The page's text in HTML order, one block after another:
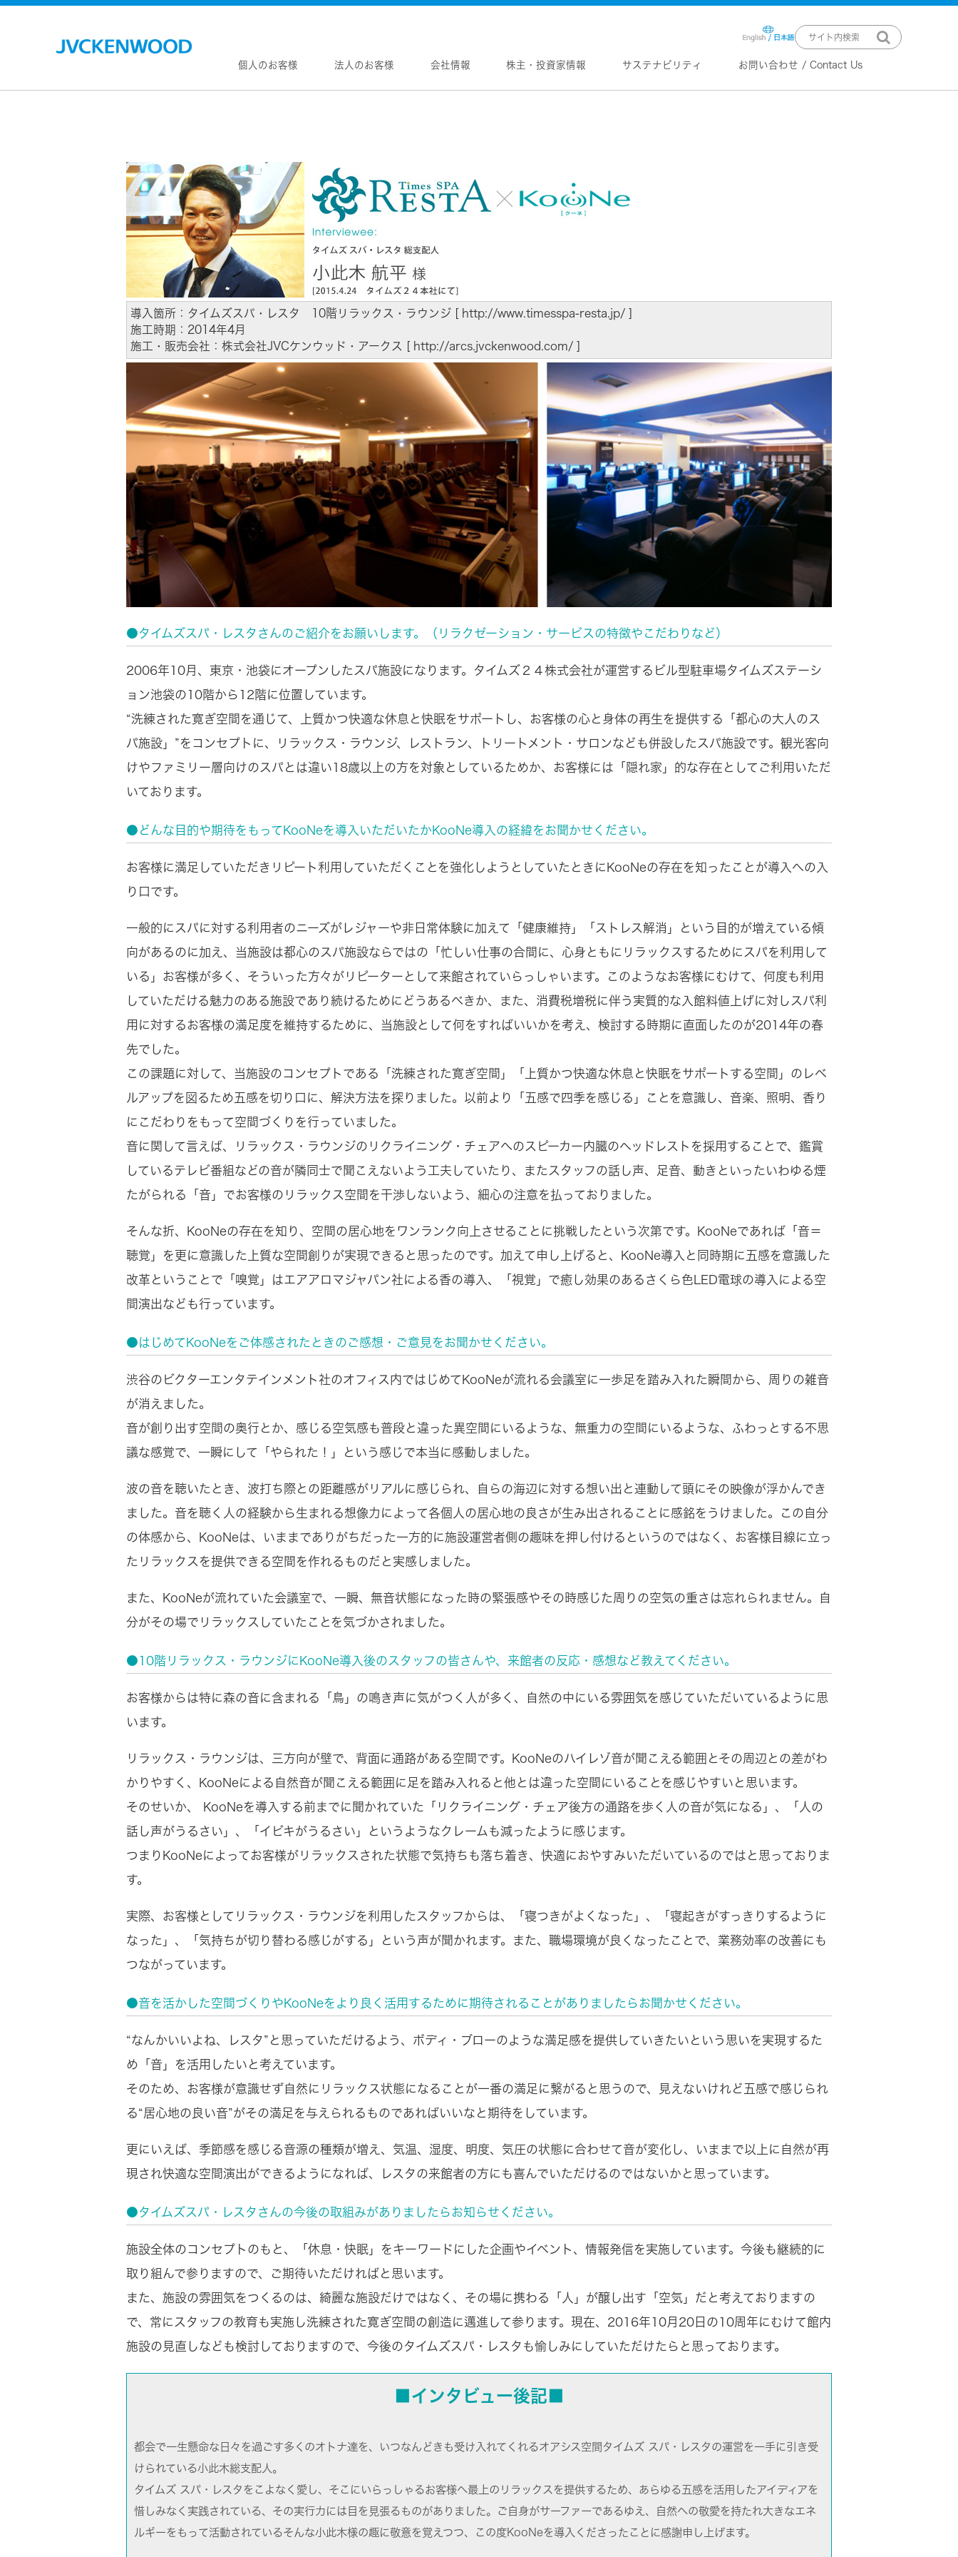
個人のお客様
ドライブレコーダー
ヘッドホン・イヤホン
ポータブル電源
プロジェクター
ワイヤレススピーカー
スポーツコミュニケーションア
KENWOOD トップ
カー用品
(カーナビ、ドライブレコーダー、
カーオーディオ)
オーディオ
除菌消臭装置
ポータブル電源
Victor トップ
プロジェクター
オーディオコンポ
ワイヤレススピーカー
イヤープラグ
オルゴール
音場特性カスタムサービス
(WiZMUSICトップ)
個人のお客様 トップ
法人のお客様 会社情報
企業理念
私たちのブランド
経営計画
事業概要
会社概要
会社案内
経営体制
グループ体制・組織図
コーポレートガバナンス
リスクマネジメント
沿革
マルチステークホルダー方針
オープンカンパニー
株主・投資家情報
IRニュース
IRカレンダー
業績・財務
株式情報
経営計画
資本市場との対話
資本コストや株価を意識した経営への取り
組み
事業概要
IRポリシー
アナリスト一覧
よくあるご質問
IRに関するお問い合わせ
用語集
サステナビリティ
ガバナンス(G)
経済
環境(E)
社会(S)
お問い合わせ / Contact Us
導入箇所：タイムズスパ・レスタ 10階リラックス・ラウンジ [ http://www.timesspa-resta.jp/
施工時期：2014年4月
施工・販売会社：株式会社JVCケンウッド・アークス [
http://arcs.jvckenwood.com/
●タイムズスパ・レスタさんのご紹介をお願いします。（リラクゼーション・サービスの特徴やこだわりなど）
2006年10月、東京・池袋にオープンしたスパ施設になります。タイムズ２４株式会社が運営するビル型駐車場タイムズステーシ
ョン池袋の10階から12階に位置しています。
“洗練された寛ぎ空間を通じて、上質かつ快適な休息と快眠をサポートし、お客様の心と身体の再生を提供する「都心の大人のス
パ施設」”をコンセプトに、リラックス・ラウンジ、レストラン、トリートメント・サロンなども併設したスパ施設です。観光客向
けやファミリー層向けのスパとは違い18歳以上の方を対象としているためか、お客様には「隠れ家」的な存在としてご利用いただ
いております。
●どんな目的や期待をもってKooNeを導入いただいたかKooNe導入の経緯をお聞かせください。
お客様に満足していただきリピート利用していただくことを強化しようとしていたときにKooNeの存在を知ったことが導入への入
り口です。
一般的にスパに対する利用者のニーズがレジャーや非日常体験に加えて「健康維持」「ストレス解消」という目的が増えている傾
向があるのに加え、当施設は都心のスパ施設ならではの「忙しい仕事の合間に、心身ともにリラックスするためにスパを利用して
いる」お客様が多く、そういった方々がリピーターとして来館されていらっしゃいます。このようなお客様にむけて、何度も利用
していただける魅力のある施設であり続けるためにどうあるべきか、また、消費税増税に伴う実質的な入館料値上げに対しスパ利
用に対するお客様の満足度を維持するために、当施設として何をすればいいかを考え、検討する時期に直面したのが2014年の春
先でした。
この課題に対して、当施設のコンセプトである「洗練された寛ぎ空間」「上質かつ快適な休息と快眠をサポートする空間」のレベ
ルアップを図るため五感を切り口に、解決方法を探りました。以前より「五感で四季を感じる」ことを意識し、音楽、照明、香り
にこだわりをもって空間づくりを行っていました。
音に関して言えば、リラックス・ラウンジのリクライニング・チェアへのスピーカー内臓のヘッドレストを採用することで、鑑賞
しているテレビ番組などの音が隣同士で聞こえないよう工夫していたり、またスタッフの話し声、足音、動きといったいわゆる煙
たがられる「音」でお客様のリラックス空間を干渉しないよう、細心の注意を払っておりました。
そんな折、KooNeの存在を知り、空間の居心地をワンランク向上させることに挑戦したという次第です。KooNeであれば「音＝
聴覚」を更に意識した上質な空間創りが実現できると思ったのです。加えて申し上げると、KooNe導入と同時期に五感を意識した
改革ということで「嗅覚」はエアアロマジャパン社による香の導入、「視覚」で癒し効果のあるさくら色LED電球の導入による空
間演出なども行っています。
●はじめてKooNeをご体感されたときのご感想・ご意見をお聞かせください。
渋谷のビクターエンタテインメント社のオフィス内ではじめてKooNeが流れる会議室に一歩足を踏み入れた瞬間から、周りの雑音
が消えました。
音が創り出す空間の奥行とか、感じる空気感も普段と違った異空間にいるような、無重力の空間にいるような、ふわっとする不思
議な感覚で、一瞬にして「やられた！」という感じで本当に感動しました。
波の音を聴いたとき、波打ち際との距離感がリアルに感じられ、自らの海辺に対する想い出と連動して頭にその映像が浮かんでき
ました。音を聴く人の経験から生まれる想像力によって各個人の居心地の良さが生み出されることに感銘をうけました。この自分
の体感から、KooNeは、いままでありがちだった一方的に施設運営者側の趣味を押し付けるというのではなく、お客様目線に立っ
たリラックスを提供できる空間を作れるものだと実感しました。
また、KooNeが流れていた会議室で、一瞬、無音状態になった時の緊張感やその時感じた周りの空気の重さは忘れられません。自
分がその場でリラックスしていたことを気づかされました。
●10階リラックス・ラウンジにKooNe導入後のスタッフの皆さんや、来館者の反応・感想など教えてください。
お客様からは特に森の音に含まれる「鳥」の鳴き声に気がつく人が多く、自然の中にいる雰囲気を感じていただいているように思
います。
リラックス・ラウンジは、三方向が壁で、背面に通路がある空間です。KooNeのハイレゾ音が聞こえる範囲とその周辺との差がわ
かりやすく、KooNeによる自然音が聞こえる範囲に足を踏み入れると他とは違った空間にいることを感じやすいと思います。
そのせいか、 KooNeを導入する前までに聞かれていた「リクライニング・チェア後方の通路を歩く人の音が気になる」、「人の
話し声がうるさい」、「イビキがうるさい」というようなクレームも減ったように感じます。
つまりKooNeによってお客様がリラックスされた状態で気持ちも落ち着き、快適におやすみいただいているのではと思っておりま
す。
実際、お客様としてリラックス・ラウンジを利用したスタッフからは、「寝つきがよくなった」、「寝起きがすっきりするように
なった」、「気持ちが切り替わる感じがする」という声が聞かれます。また、職場環境が良くなったことで、業務効率の改善にも
つながっています。
●音を活かした空間づくりやKooNeをより良く活用するために期待されることがありましたらお聞かせください。
“なんかいいよね、レスタ”と思っていただけるよう、ボディ・ブローのような満足感を提供していきたいという思いを実現するた
め「音」を活用したいと考えています。
そのため、お客様が意識せず自然にリラックス状態になることが一番の満足に繋がると思うので、見えないけれど五感で感じられ
る“居心地の良い音”がその満足を与えられるものであればいいなと期待をしています。
更にいえば、季節感を感じる音源の種類が増え、気温、湿度、明度、気圧の状態に合わせて音が変化し、いままで以上に自然が再
現され快適な空間演出ができるようになれば、レスタの来館者の方にも喜んでいただけるのではないかと思っています。
●タイムズスパ・レスタさんの今後の取組みがありましたらお知らせください。
施設全体のコンセプトのもと、「休息・快眠」をキーワードにした企画やイベント、情報発信を実施しています。今後も継続的に
取り組んで参りますので、ご期待いただければと思います。
また、施設の雰囲気をつくるのは、綺麗な施設だけではなく、その場に携わる「人」が醸し出す「空気」だと考えておりますの
で、常にスタッフの教育も実施し洗練された寛ぎ空間の創造に邁進して参ります。現在、2016年10月20日の10周年にむけて館内
施設の見直しなども検討しておりますので、今後のタイムズスパ・レスタも愉しみにしていただけたらと思っております。
■インタビュー後記■
都会で一生懸命な日々を過ごす多くのオトナ達を、いつなんどきも受け入れてくれるオアシス空間タイムズ スパ・レスタの運営を一手に引き受
けられている小此木総支配人。
タイムズ スパ・レスタをこよなく愛し、そこにいらっしゃるお客様へ最上のリラックスを提供するため、あらゆる五感を活用したアイディアを
惜しみなく実践されている、その実行力には目を見張るものがありました。ご自身がサーファーであるゆえ、自然への敬愛を持たれ大きなエネ
ルギーをもって活動されているそんな小此木様の趣に敬意を覚えつつ、この度KooNeを導入くださったことに感謝申し上げます。